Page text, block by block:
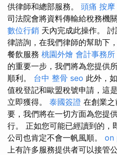
供律師和總部服務。 頭痛 按摩
司法院會將資料傳輸給稅務機
數位行銷 天內完成此操作。
律諮詢，在我們律師的幫助下
餐飲服務 桃園外燴 會計事務所
的重要一步，我們將為您提供
順利。 台中 整骨 seo 此外，
值稅登記和歐盟稅號申請，這
立即獲得。 泰國簽證 在創業
要，我們將在一切方面為您提
行。 正如您可能已經讀到的，
公司也肯定不會一帆風順。 on
上有許多服務提供者可以接管